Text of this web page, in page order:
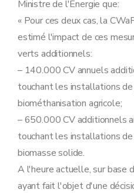
Ministre de l'Énergie que:
« Pour ces deux cas, la
estimé l'impact de ces
verts additionnels:
– 140.000 CV annuels
touchant les installations
biométhanisation agricole;
– 650.000 CV additionnels
touchant les installations
biomasse solide.
A l'heure actuelle, sur base
ayant fait l'objet d'une